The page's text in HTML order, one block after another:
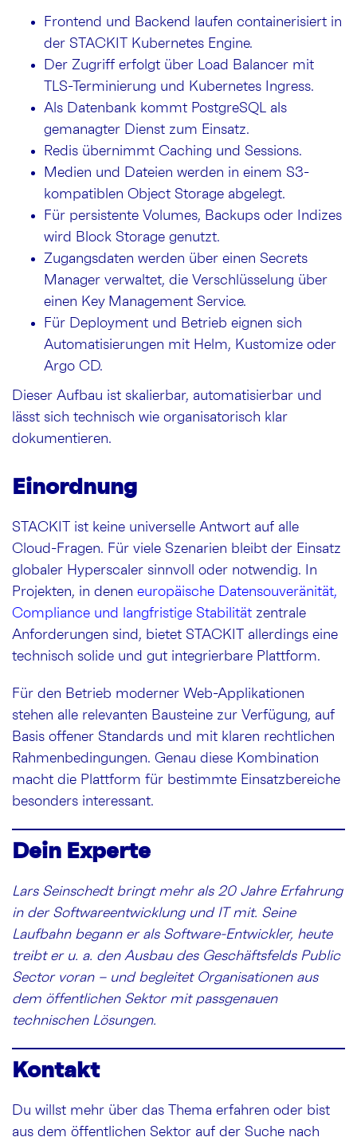
Frontend und Backend laufen containerisiert in
der STACKIT Kubernetes Engine.
Der Zugriff erfolgt über Load Balancer mit
TLS-Terminierung und Kubernetes Ingress.
Als Datenbank kommt PostgreSQL als
gemanagter Dienst zum Einsatz.
Redis übernimmt Caching und Sessions.
Medien und Dateien werden in einem S3-
kompatiblen Object Storage abgelegt.
Für persistente Volumes, Backups oder Indizes
wird Block Storage genutzt.
Zugangsdaten werden über einen Secrets
Manager verwaltet, die Verschlüsselung über
einen Key Management Service.
Für Deployment und Betrieb eignen sich
Automatisierungen mit Helm, Kustomize oder
Argo CD.
Dieser Aufbau ist skalierbar, automatisierbar und
lässt sich technisch wie organisatorisch klar
dokumentieren.
Einordnung
STACKIT ist keine universelle Antwort auf alle
Cloud-Fragen. Für viele Szenarien bleibt der Einsatz
globaler Hyperscaler sinnvoll oder notwendig. In
Projekten, in denen europäische Datensouveränität,
Compliance und langfristige Stabilität zentrale
Anforderungen sind, bietet STACKIT allerdings eine
technisch solide und gut integrierbare Plattform.
Für den Betrieb moderner Web-Applikationen
stehen alle relevanten Bausteine zur Verfügung, auf
Basis offener Standards und mit klaren rechtlichen
Rahmenbedingungen. Genau diese Kombination
macht die Plattform für bestimmte Einsatzbereiche
besonders interessant.
Dein Experte
Lars Seinschedt bringt mehr als 20 Jahre Erfahrung
in der Softwareentwicklung und IT mit. Seine
Laufbahn begann er als Software-Entwickler, heute
treibt er u. a. den Ausbau des Geschäftsfelds Public
Sector voran – und begleitet Organisationen aus
dem öffentlichen Sektor mit passgenauen
technischen Lösungen.
Kontakt
Du willst mehr über das Thema erfahren oder bist
aus dem öffentlichen Sektor auf der Suche nach